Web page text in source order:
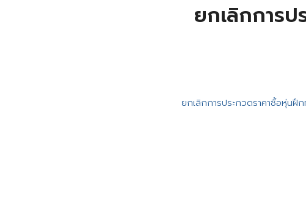
ยกเลิกการป
ยกเลิกการประกวดราคาซื้อหุ่นฝึก